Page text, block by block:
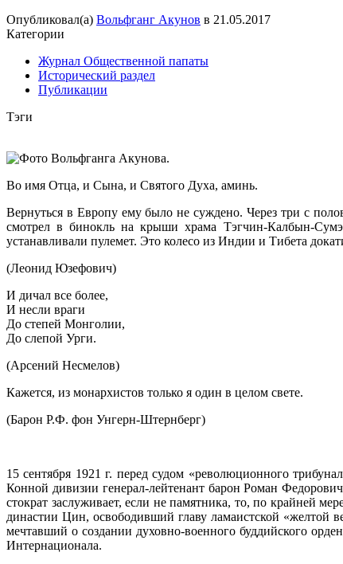
Опубликовал(а) Вольфганг Акунов в 21.05.2017
Категории
Журнал Общественной папаты
Исторический раздел
Публикации
Тэги
Во имя Отца, и Сына, и Святого Духа, аминь.
Вернуться в Европу ему было не суждено. Через три с
смотрел в бинокль на крыши храма Тэгчин-Калбын-
устанавливали пулемет. Это колесо из Индии и Тибета
(Леонид Юзефович)
И дичал все более,
И несли враги
До степей Монголии,
До слепой Урги.
(Арсений Несмелов)
Кажется, из монархистов только я один в целом свете.
(Барон Р.Ф. фон Унгерн-Штернберг)
15 сентября 1921 г. перед судом «революционного
Конной дивизии генерал-лейтенант барон Роман
стократ заслуживает, если не памятника, то, по крайней
династии Цин, освободивший главу ламаистской
мечтавший о создании духовно-военного буддийского
Интернационала.